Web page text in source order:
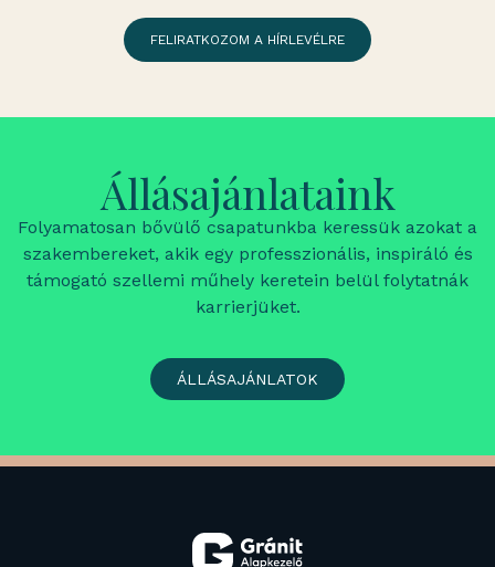
FELIRATKOZOM A HÍRLEVÉLRE
Állásajánlataink
Folyamatosan bővülő csapatunkba keressük azokat a
szakembereket, akik egy professzionális, inspiráló és
támogató szellemi műhely keretein belül folytatnák
karrierjüket.
ÁLLÁSAJÁNLATOK